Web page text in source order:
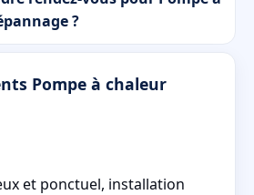
?
Pompe à chaleur
et ponctuel, installation